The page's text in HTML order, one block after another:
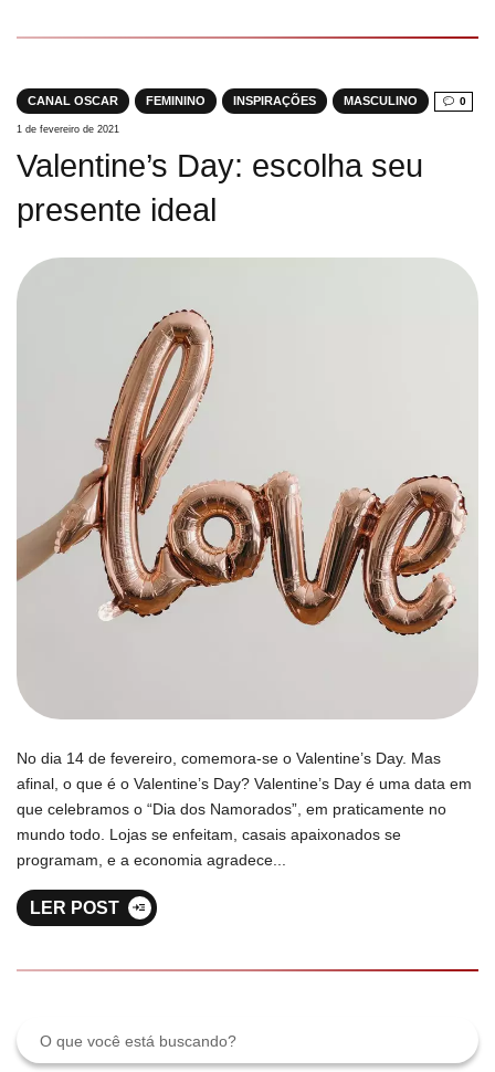
CANAL OSCAR FEMININO INSPIRAÇÕES MASCULINO 0
1 de fevereiro de 2021
Valentine’s Day: escolha seu
presente ideal
No dia 14 de fevereiro, comemora-se o Valentine’s Day. Mas
afinal, o que é o Valentine’s Day? Valentine’s Day é uma data em
que celebramos o “Dia dos Namorados”, em praticamente no
mundo todo. Lojas se enfeitam, casais apaixonados se
programam, e a economia agradece...
LER POST